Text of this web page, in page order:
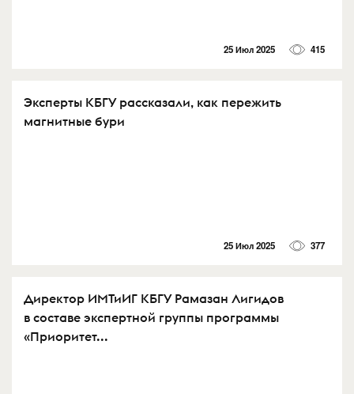
25 Июл 2025 415
Эксперты КБГУ рассказали, как пережить
магнитные бури
25 Июл 2025 377
Директор ИМТиИГ КБГУ Рамазан Лигидов
в составе экспертной группы программы
«Приоритет...